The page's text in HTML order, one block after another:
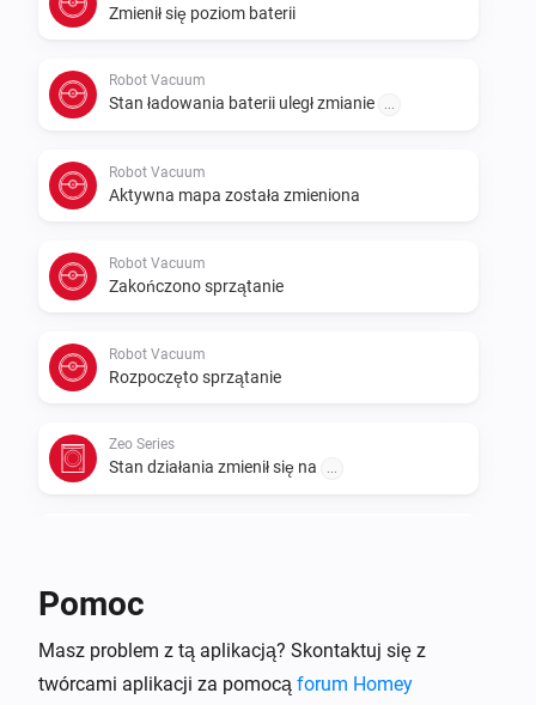
Zmienił się poziom baterii
Robot Vacuum
Stan ładowania baterii uległ zmianie
Robot Vacuum
Aktywna mapa została zmieniona
Robot Vacuum
Zakończono sprzątanie
Robot Vacuum
Rozpoczęto sprzątanie
Zeo Series
Stan działania zmienił się na
Prędkość zmieniła się na ...
Pomoc
Masz problem z tą aplikacją? Skontaktuj się z
twórcami aplikacji za pomocą forum Homey